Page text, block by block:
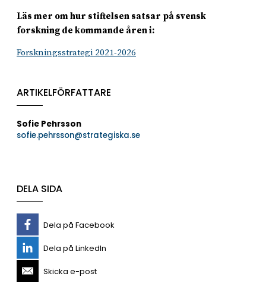
Läs mer om hur stiftelsen satsar på svensk
forskning de kommande åren i:
Forskningsstrategi 2021-2026
ARTIKELFÖRFATTARE
Sofie Pehrsson
sofie.pehrsson@strategiska.se
DELA SIDA
Dela på Facebook
Dela på LinkedIn
Skicka e-post